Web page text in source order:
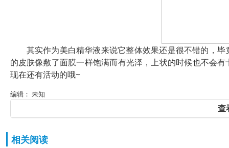
其实作为美白精华液来说它整体效果还是很不错的，
的皮肤像敷了面膜一样饱满而有光泽，上状的时候也不会
现在还有活动的哦~
编辑： 未知
查
相关阅读